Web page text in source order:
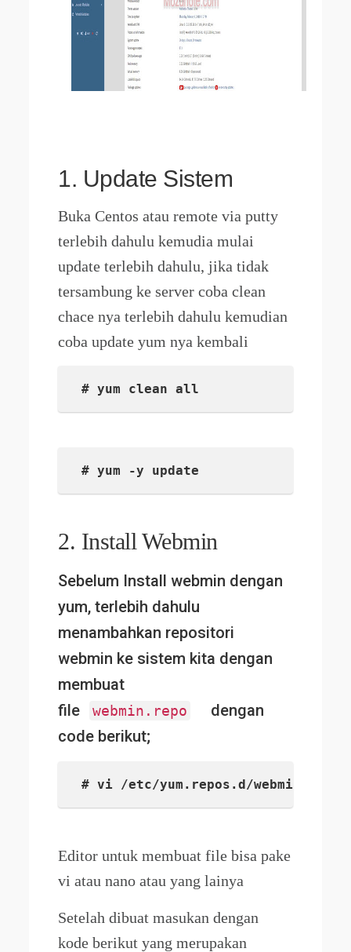
1. Update Sistem
Buka Centos atau remote via putty
terlebih dahulu kemudia mulai
update terlebih dahulu, jika tidak
tersambung ke server coba clean
chace nya terlebih dahulu kemudian
coba update yum nya kembali
# yum clean all
# yum -y update
2. Install Webmin
Sebelum Install webmin dengan
yum, terlebih dahulu
menambahkan repositori
webmin ke sistem kita dengan
membuat
file
webmin.repo
dengan
code berikut;
# vi /etc/yum.repos.d/webmin.repo
Editor untuk membuat file bisa pake
vi atau nano atau yang lainya
Setelah dibuat masukan dengan
kode berikut yang merupakan